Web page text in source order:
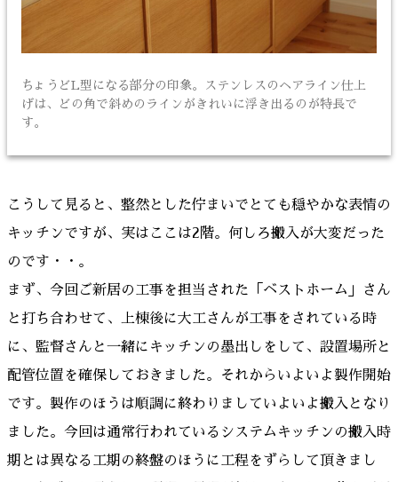
ちょうどL型になる部分の印象。ステンレスのヘアライン仕上
げは、どの角で斜めのラインがきれいに浮き出るのが特長で
す。
こうして見ると、整然とした佇まいでとても穏やかな表情の
キッチンですが、実はここは2階。何しろ搬入が大変だった
のです・・。
まず、今回ご新居の工事を担当された「ベストホーム」さん
と打ち合わせて、上棟後に大工さんが工事をされている時
に、監督さんと一緒にキッチンの墨出しをして、設置場所と
配管位置を確保しておきました。それからいよいよ製作開始
です。製作のほうは順調に終わりましていよいよ搬入となり
ました。今回は通常行われているシステムキッチンの搬入時
期とは異なる工期の終盤のほうに工程をずらして頂きまし